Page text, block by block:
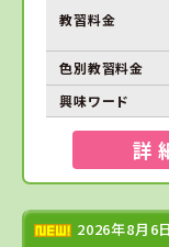
教習料金
色別教習料金
興味ワード
詳
2026年8月6